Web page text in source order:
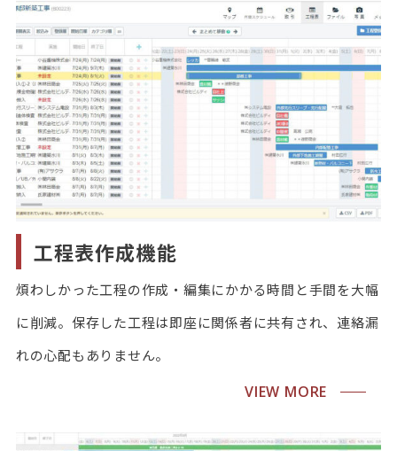
工程表作成機能
煩わしかった工程の作成・編集にかかる時間と手間を大幅
に削減。保存した工程は即座に関係者に共有され、連絡漏
れの心配もありません。
VIEW MORE